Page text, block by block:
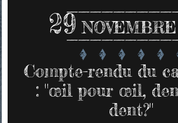
29 NOVEMBRE
Compte-rendu du
: "œil pour œil,
dent?"